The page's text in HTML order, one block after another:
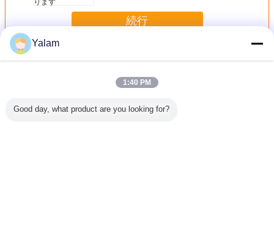
続行
多く釘の紫外線ゲル
Yalam
1:40 PM
Good day, what product are you looking for?